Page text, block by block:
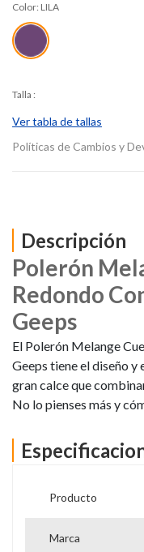
Color: LILA
Talla :
Ver tabla de tallas
Políticas de Cambios y
Descripción
Polerón
Redondo
Geeps
El Polerón Melange
Geeps tiene el diseño
gran calce que
No lo pienses más y
Producto
Marca